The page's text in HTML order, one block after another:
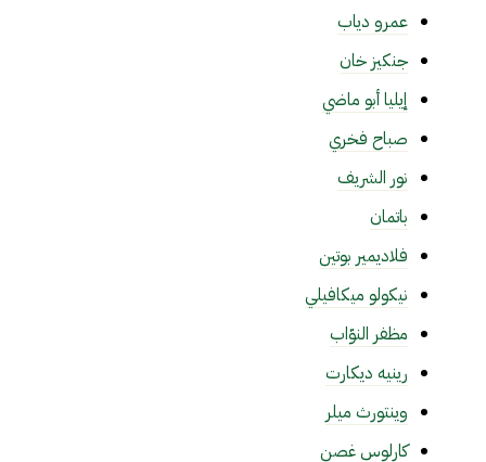
عمرو دياب
جنكيز خان
إيليا أبو ماضي
صباح فخري
نور الشريف
باتمان
فلاديمير بوتين
نيكولو ميكافيلي
مظفر النوّاب
رينيه ديكارت
وينتورث ميلر
كارلوس غصن